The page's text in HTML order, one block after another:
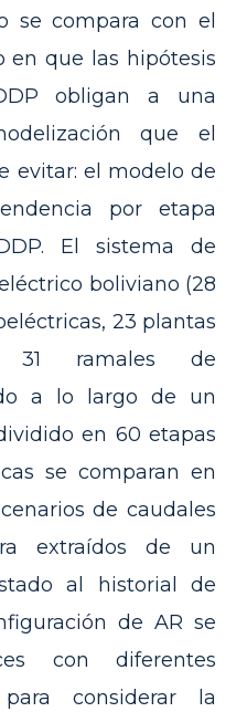
se compara con el
en que las hipótesis
obligan a una
que el
evitar: el modelo de
por etapa
El sistema de
boliviano (28
23 plantas
31 ramales de
a lo largo de un
en 60 etapas
se comparan en
de caudales
extraídos de un
al historial de
de AR se
con diferentes
considerar la